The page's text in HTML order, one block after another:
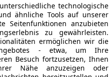
technologische
ähnliche Tools auf unserer
Seitenfunktionen anzubieten
zu gewährleisten.
ermöglichen wir die
- etwa, um Ihre
Besuch fortzusetzen, Ihnen
Nähe anzuzeigen oder